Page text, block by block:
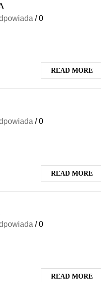
/0
READ MORE
/0
READ MORE
/0
READ MORE